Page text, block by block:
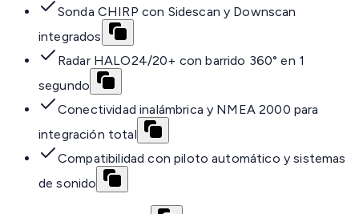
Sonda CHIRP con Sidescan y Downscan
integrados
Radar HALO24/20+ con barrido 360° en 1
segundo
Conectividad inalámbrica y NMEA 2000 para
integración total
Compatibilidad con piloto automático y sistemas
de sonido